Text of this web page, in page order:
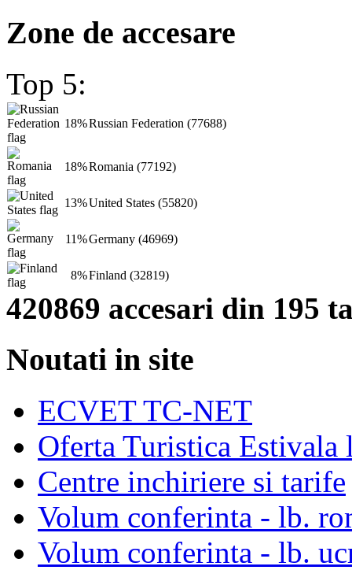
Zone de accesare
Top 5:
18%Russian Federation (77688)
18%Romania (77192)
13%United States (55820)
11%Germany (46969)
8%Finland (32819)
420869 accesari din 195
Noutati in site
ECVET TC-NET
Oferta Turistica
Centre inchiriere si tarife
Volum conferinta - lb.
Volum conferinta - lb.